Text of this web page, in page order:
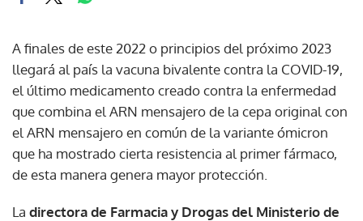
A finales de este 2022 o principios del próximo 2023
llegará al país la vacuna bivalente contra la COVID-19,
el último medicamento creado contra la enfermedad
que combina el ARN mensajero de la cepa original con
el ARN mensajero en común de la variante ómicron
que ha mostrado cierta resistencia al primer fármaco,
de esta manera genera mayor protección.
La directora de Farmacia y Drogas del Ministerio de